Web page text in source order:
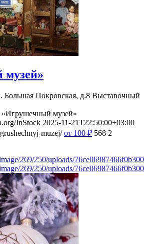
Покровская, д.8 Выставочный
«Игрушечный музей»
InStock 2025-11-21T22:50:00+03:00
muzej/ от 100 ₽ 568 2
269/250/uploads/
269/250/uploads/